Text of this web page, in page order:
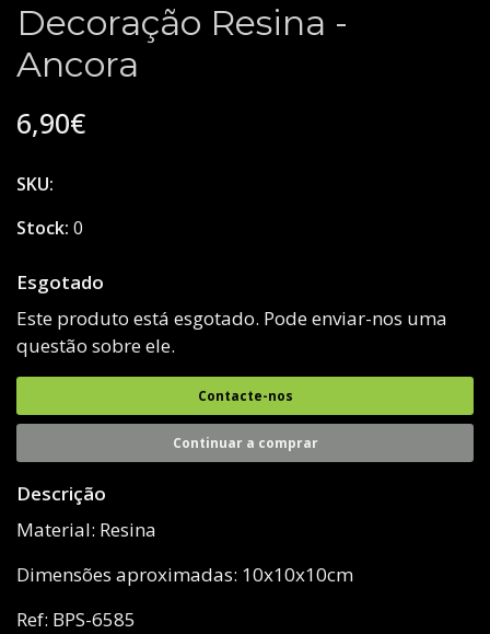
Decoração Resina -
Ancora
6,90€
SKU:
Stock: 0
Esgotado
Este produto está esgotado. Pode enviar-nos uma
questão sobre ele.
Contacte-nos
Continuar a comprar
Descrição
Material: Resina
Dimensões aproximadas: 10x10x10cm
Ref: BPS-6585